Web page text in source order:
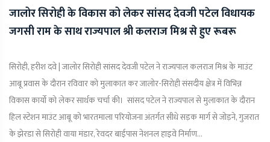
जालोर सिरोही के विकास को लेकर सांसद देवजी पटेल विधायक
जगसी राम के साथ राज्यपाल श्री कलराज मिश्र से हुए रूबरू
सिरोही, हरीश दवे | जालोर सिरोही सांसद देवजी पटेल ने राज्यपाल कलराज मिश्र के माउंट
आबू प्रवास के दौरान रविवार को मुलाकात कर जालोर-सिरोही संसदीय क्षेत्र में विभिन्न
विकास कार्यो को लेकर सार्थक चर्चा की। सांसद पटेल ने राज्यपाल से मुलाकात के दौरान
हिल स्टेशन माउंट आबू को भारतमाला परियोजना अंतर्गत सीधे सड़क मार्ग से जोड़ने, गुजरात
के झेरडा से सिरोही वाया मंडार, रेवदर बाईपास नेशनल हाइवे निर्माण...